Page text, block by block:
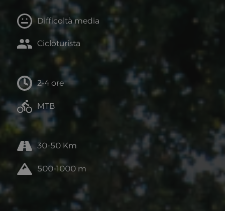
Difficoltà media
Cicloturista
2-4 ore
MTB
30-50 Km
500-1000 m